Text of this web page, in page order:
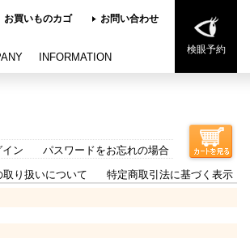
お買いものカゴ お問い合わせ
検眼予約
INFORMATION
イン
パスワードをお忘れの場合
取り扱いについて 特定商取引法に基づく表示